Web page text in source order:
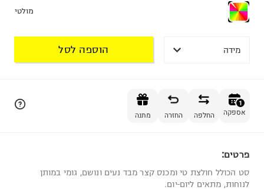
מולטי
מידה הוספה לסל
1
אספקה החלפה החזרה מתנה
פרטים:
סט הכולל חולצת טי ומכנס קצר מבד נעים ונושם, גומי במותן
לנוחות, מתאים ליום-יום.